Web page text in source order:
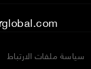
سياسة ملفات الارتباط